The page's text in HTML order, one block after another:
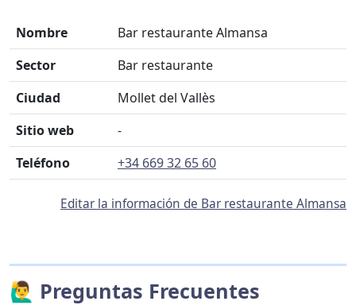
Nombre
Bar restaurante Almansa
Sector
Bar restaurante
Ciudad
Mollet del Vallès
Sitio web
-
Teléfono
+34 669 32 65 60
Editar la información de Bar restaurante Almansa
🙋‍♂️ Preguntas Frecuentes